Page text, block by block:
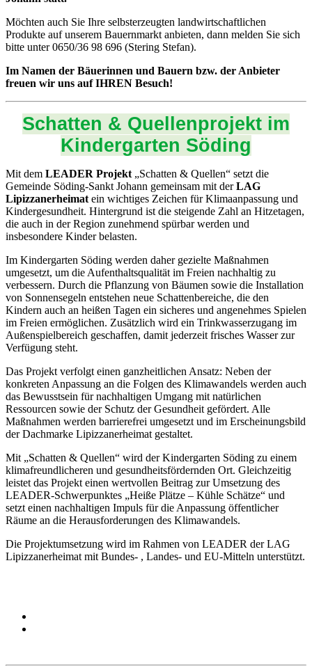
Möchten auch Sie Ihre selbsterzeugten landwirtschaftlichen
Produkte auf unserem Bauernmarkt anbieten, dann melden Sie sich
bitte unter 0650/36 98 696 (Stering Stefan).
Im Namen der Bäuerinnen und Bauern bzw. der Anbieter
freuen wir uns auf IHREN Besuch!
Schatten & Quellenprojekt im
Kindergarten Söding
Mit dem LEADER Projekt „Schatten & Quellen“ setzt die
Gemeinde Söding-Sankt Johann gemeinsam mit derLAG
Lipizzanerheimat ein wichtiges Zeichen für Klimaanpassung und
Kindergesundheit. Hintergrund ist die steigende Zahl an Hitzetagen,
die auch in der Region zunehmend spürbar werden und
insbesondere Kinder belasten.
Im Kindergarten Söding werden daher gezielte Maßnahmen
umgesetzt, um die Aufenthaltsqualität im Freien nachhaltig zu
verbessern. Durch die Pflanzung von Bäumen sowie die Installation
von Sonnensegeln entstehen neue Schattenbereiche, die den
Kindern auch an heißen Tagen ein sicheres und angenehmes Spielen
im Freien ermöglichen. Zusätzlich wird ein Trinkwasserzugang im
Außenspielbereich geschaffen, damit jederzeit frisches Wasser zur
Verfügung steht.
Das Projekt verfolgt einen ganzheitlichen Ansatz: Neben der
konkreten Anpassung an die Folgen des Klimawandels werden auch
das Bewusstsein für nachhaltigen Umgang mit natürlichen
Ressourcen sowie der Schutz der Gesundheit gefördert. Alle
Maßnahmen werden barrierefrei umgesetzt und im Erscheinungsbild
der Dachmarke Lipizzanerheimat gestaltet.
Mit „Schatten & Quellen“ wird der Kindergarten Söding zu einem
klimafreundlicheren und gesundheitsfördernden Ort. Gleichzeitig
leistet das Projekt einen wertvollen Beitrag zur Umsetzung des
LEADER-Schwerpunktes „Heiße Plätze – Kühle Schätze“ und
setzt einen nachhaltigen Impuls für die Anpassung öffentlicher
Räume an die Herausforderungen des Klimawandels.
Die Projektumsetzung wird im Rahmen von LEADER der LAG
Lipizzanerheimat mit Bundes- , Landes- und EU-Mitteln unterstützt.